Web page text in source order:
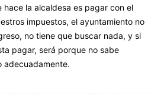
hace la alcaldesa es pagar con el
impuestos, el ayuntamiento no
no tiene que buscar nada, y si
pagar, será porque no sabe
adecuadamente.